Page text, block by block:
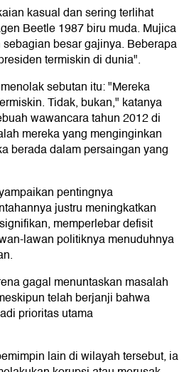
kasual dan sering terlihat
Beetle 1987 biru muda. Mujica
besar gajinya. Beberapa
termiskin di dunia".
sebutan itu: "Mereka
Tidak, bukan," katanya
wawancara tahun 2012 di
mereka yang menginginkan
berada dalam persaingan yang
pentingnya
justru meningkatkan
memperlebar defisit
lawan politiknya menuduhnya
gagal menuntaskan masalah
telah berjanji bahwa
prioritas utama
lain di wilayah tersebut, ia